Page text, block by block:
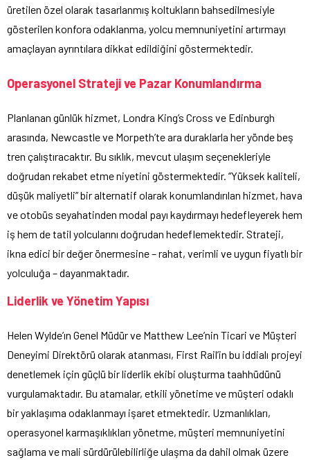
üretilen özel olarak tasarlanmış koltukların bahsedilmesiyle
gösterilen konfora odaklanma, yolcu memnuniyetini artırmayı
amaçlayan ayrıntılara dikkat edildiğini göstermektedir.
Operasyonel Strateji ve Pazar Konumlandırma
Planlanan günlük hizmet, Londra King’s Cross ve Edinburgh
arasında, Newcastle ve Morpeth’te ara duraklarla her yönde beş
tren çalıştıracaktır. Bu sıklık, mevcut ulaşım seçenekleriyle
doğrudan rekabet etme niyetini göstermektedir. “Yüksek kaliteli,
düşük maliyetli” bir alternatif olarak konumlandırılan hizmet, hava
ve otobüs seyahatinden modal payı kaydırmayı hedefleyerek hem
iş hem de tatil yolcularını doğrudan hedeflemektedir. Strateji,
ikna edici bir değer önermesine – rahat, verimli ve uygun fiyatlı bir
yolculuğa – dayanmaktadır.
Liderlik ve Yönetim Yapısı
Helen Wylde’ın Genel Müdür ve Matthew Lee’nin Ticari ve Müşteri
Deneyimi Direktörü olarak atanması, First Rail’in bu iddialı projeyi
denetlemek için güçlü bir liderlik ekibi oluşturma taahhüdünü
vurgulamaktadır. Bu atamalar, etkili yönetime ve müşteri odaklı
bir yaklaşıma odaklanmayı işaret etmektedir. Uzmanlıkları,
operasyonel karmaşıklıkları yönetme, müşteri memnuniyetini
sağlama ve mali sürdürülebilirliğe ulaşma da dahil olmak üzere